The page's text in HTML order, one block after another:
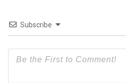
Subscribe